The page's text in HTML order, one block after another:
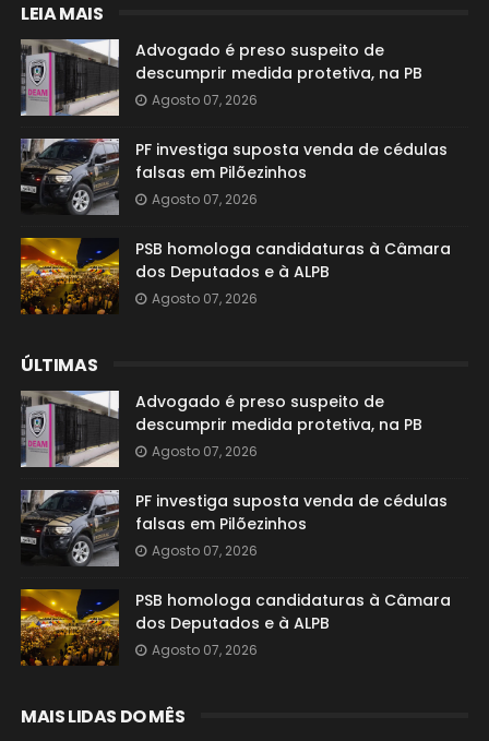
LEIA MAIS
Advogado é preso suspeito de
descumprir medida protetiva, na PB
Agosto 07, 2026
PF investiga suposta venda de cédulas
falsas em Pilõezinhos
Agosto 07, 2026
PSB homologa candidaturas à Câmara
dos Deputados e à ALPB
Agosto 07, 2026
ÚLTIMAS
Advogado é preso suspeito de
descumprir medida protetiva, na PB
Agosto 07, 2026
PF investiga suposta venda de cédulas
falsas em Pilõezinhos
Agosto 07, 2026
PSB homologa candidaturas à Câmara
dos Deputados e à ALPB
Agosto 07, 2026
MAIS LIDAS DO MÊS